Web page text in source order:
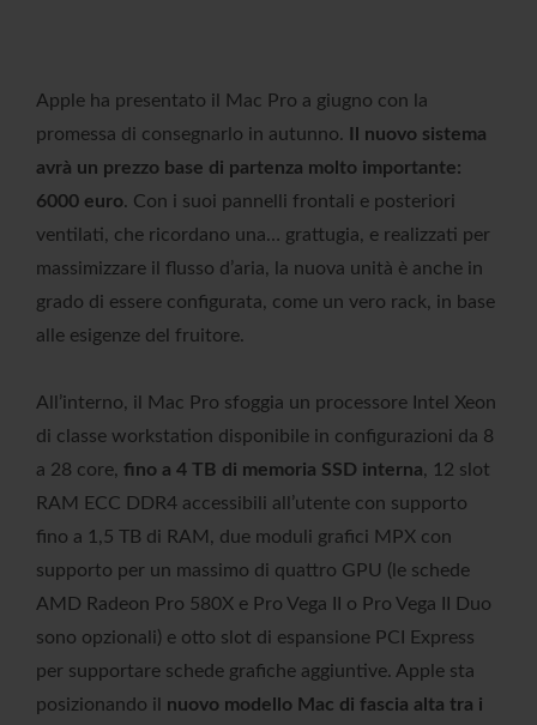
Apple ha presentato il Mac Pro a giugno con la
promessa di consegnarlo in autunno. Il nuovo sistema
avrà un prezzo base di partenza molto importante:
6000 euro. Con i suoi pannelli frontali e posteriori
ventilati, che ricordano una… grattugia, e realizzati per
massimizzare il flusso d’aria, la nuova unità è anche in
grado di essere configurata, come un vero rack, in base
alle esigenze del fruitore.
All’interno, il Mac Pro sfoggia un processore Intel Xeon
di classe workstation disponibile in configurazioni da 8
a 28 core, fino a 4 TB di memoria SSD interna, 12 slot
RAM ECC DDR4 accessibili all’utente con supporto
fino a 1,5 TB di RAM, due moduli grafici MPX con
supporto per un massimo di quattro GPU (le schede
AMD Radeon Pro 580X e Pro Vega II o Pro Vega II Duo
sono opzionali) e otto slot di espansione PCI Express
per supportare schede grafiche aggiuntive. Apple sta
posizionando il nuovo modello Mac di fascia alta tra i